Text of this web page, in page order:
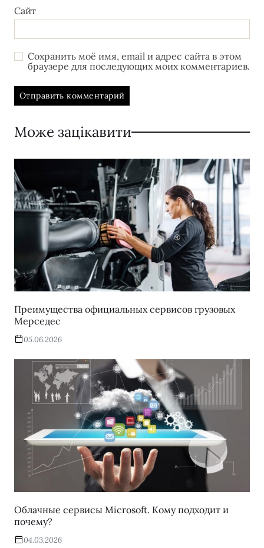
Сайт
Сохранить моё имя, email и адрес сайта в этом
браузере для последующих моих комментариев.
Може зацікавити
Преимущества официальных сервисов грузовых
Мерседес
05.06.2026
Облачные сервисы Microsoft. Кому подходит и
почему?
04.03.2026